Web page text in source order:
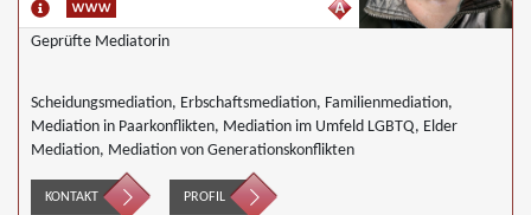
Geprüfte Mediatorin
Scheidungsmediation, Erbschaftsmediation, Familienmediation,
Mediation in Paarkonflikten, Mediation im Umfeld LGBTQ, Elder
Mediation, Mediation von Generationskonflikten
KONTAKT PROFIL